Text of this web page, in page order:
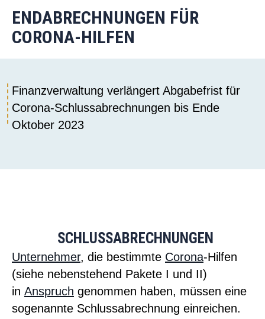
ENDABRECHNUNGEN FÜR
CORONA-HILFEN
Finanzverwaltung verlängert Abgabefrist für
Corona-Schlussabrechnungen bis Ende
Oktober 2023
SCHLUSSABRECHNUNGEN
Unternehmer, die bestimmte Corona-Hilfen
(siehe nebenstehend Pakete I und II)
in Anspruch genommen haben, müssen eine
sogenannte Schlussabrechnung einreichen.